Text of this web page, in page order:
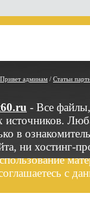
Привет админам / Статьи
- Все
в
ни хостинг-
с